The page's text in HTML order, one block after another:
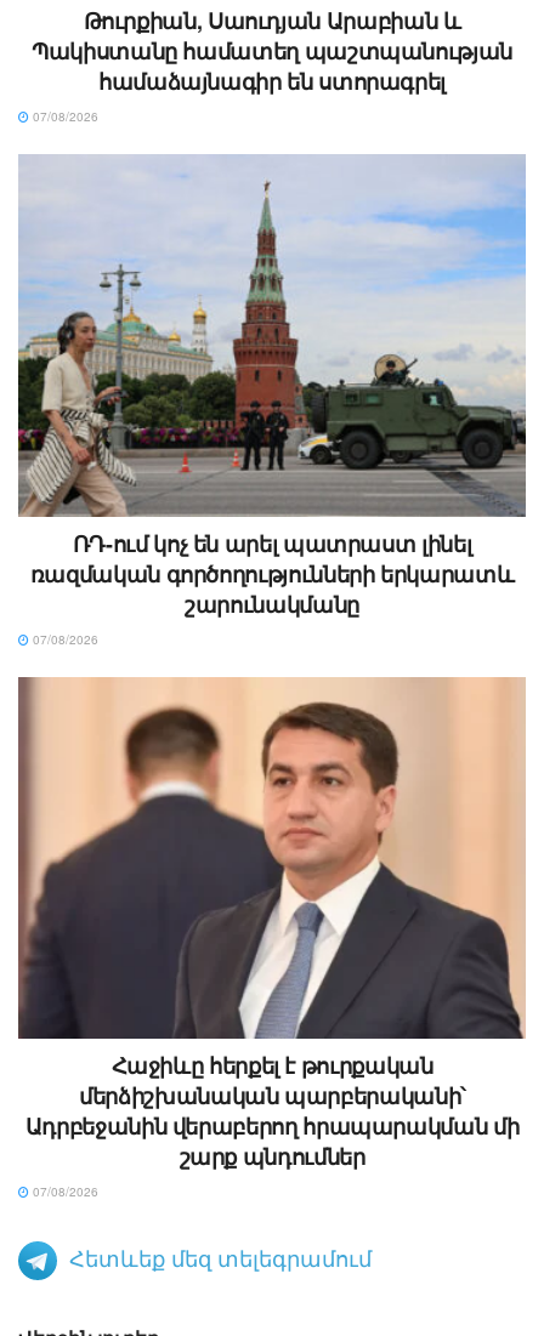
Թուրքիան, Սաուդյան Արաբիան և
Պակիստանը համատեղ պաշտպանության
համաձայնագիր են ստորագրել
07/08/2026
ՌԴ-ում կոչ են արել պատրաստ լինել
ռազմական գործողությունների երկարատև
շարունակմանը
07/08/2026
Հաջիևը հերքել է թուրքական
մերձիշխանական պարբերականի՝
Ադրբեջանին վերաբերող հրապարակման մի
շարք պնդումներ
07/08/2026
Հետևեք մեզ տելեգրամում